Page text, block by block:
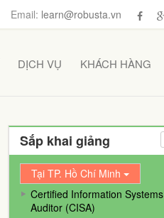
Email: learn@robusta.vn
DỊCH VỤ KHÁCH HÀNG
Sắp khai giảng
Tại TP. Hồ Chí Minh
Certified Information Systems
Auditor (CISA)